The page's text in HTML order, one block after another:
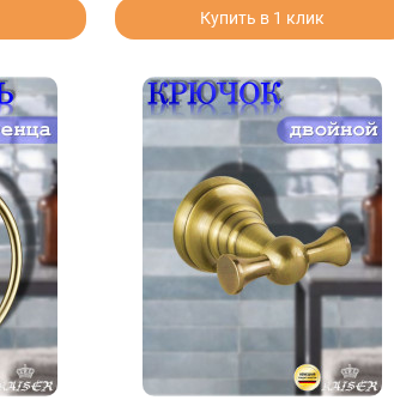
Купить в 1 клик